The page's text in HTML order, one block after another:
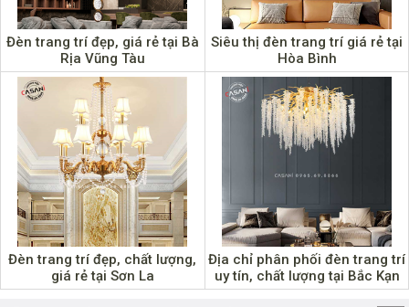
Đèn trang trí đẹp, giá rẻ tại Bà
Rịa Vũng Tàu
Siêu thị đèn trang trí giá rẻ tại
Hòa Bình
Đèn trang trí đẹp, chất lượng,
giá rẻ tại Sơn La
Địa chỉ phân phối đèn trang trí
uy tín, chất lượng tại Bắc Kạn